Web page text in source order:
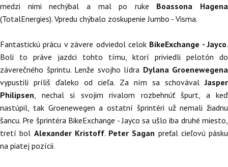
medzi nimi nechýbal a mal po ruke Boassona Hagena
(TotalEnergies). Vpredu chýbalo zoskupenie Jumbo - Visma.
Fantastickú prácu v závere odviedol celok BikeExchange - Jayco.
Boli to práve jazdci tohto tímu, ktorí priviedli pelotón do
záverečného šprintu. Lenže svojho lídra Dylana Groenewegena
vypustili príliš ďaleko od cieľa. Za ním sa schovávalJasper
Philipsen , nechal si svojim rivalom rozbehnúť špurt, a keď
nastúpil, tak Groenewegen a ostatní šprintéri už nemali žiadnu
šancu. Pre šprintéra BikeExchange - Jayco sa ušlo iba druhé miesto,
tretí bol Alexander Kristoff. Peter Sagan preťal cieľovú pásku
na piatej pozícii.